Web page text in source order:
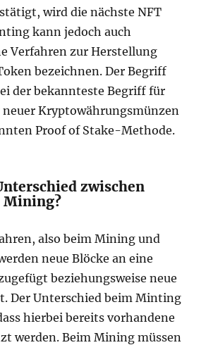
wird die nächste NFT
kann jedoch auch
Verfahren zur Herstellung
bezeichnen. Der Begriff
der bekannteste Begriff für
Kryptowährungsmünzen
Proof of Stake-Methode.
zwischen
also beim Mining und
neue Blöcke an eine
beziehungsweise neue
Der Unterschied beim Minting
hierbei bereits vorhandene
werden. Beim Mining müssen